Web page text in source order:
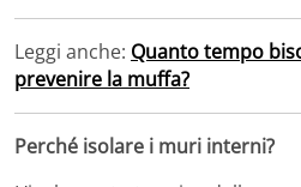
Leggi anche: Quanto tempo
prevenire la muffa?
Perché isolare i muri interni?